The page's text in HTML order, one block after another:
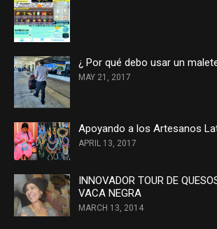
¿ Por qué debo usar un
MAY 21, 2017
Apoyando a los Artesanos
APRIL 13, 2017
INNOVADOR TOUR DE
VACA NEGRA
MARCH 13, 2014